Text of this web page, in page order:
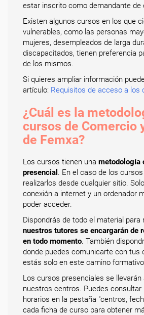
estar inscrito como demandante de
Existen algunos cursos en los que
vulnerables, como las personas
mujeres, desempleados de larga
discapacitados, tienen preferencia
de los mismos.
Si quieres ampliar información
artículo: Requisitos de acceso a los
¿Cuál es la
cursos de Comercio
de Femxa?
Los cursos tienen una metodología
presencial . En el caso de los
realizarlos desde cualquier sitio.
conexión a internet y un ordenador
poder acceder.
Dispondrás de todo el material para
nuestros tutores se encargarán de
en todo momento. También
donde puedes comunicarte con tus
estás solo en este camino
Los cursos presenciales se llevarán
nuestros centros. Puedes consultar
horarios en la pestaña "centros,
cada ficha de curso para obtener